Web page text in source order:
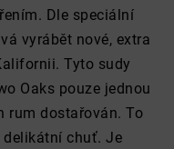
Dle speciální
vyrábět nové, extra
Tyto sudy
Oaks pouze jednou
rum dostařován. To
delikátní chuť. Je